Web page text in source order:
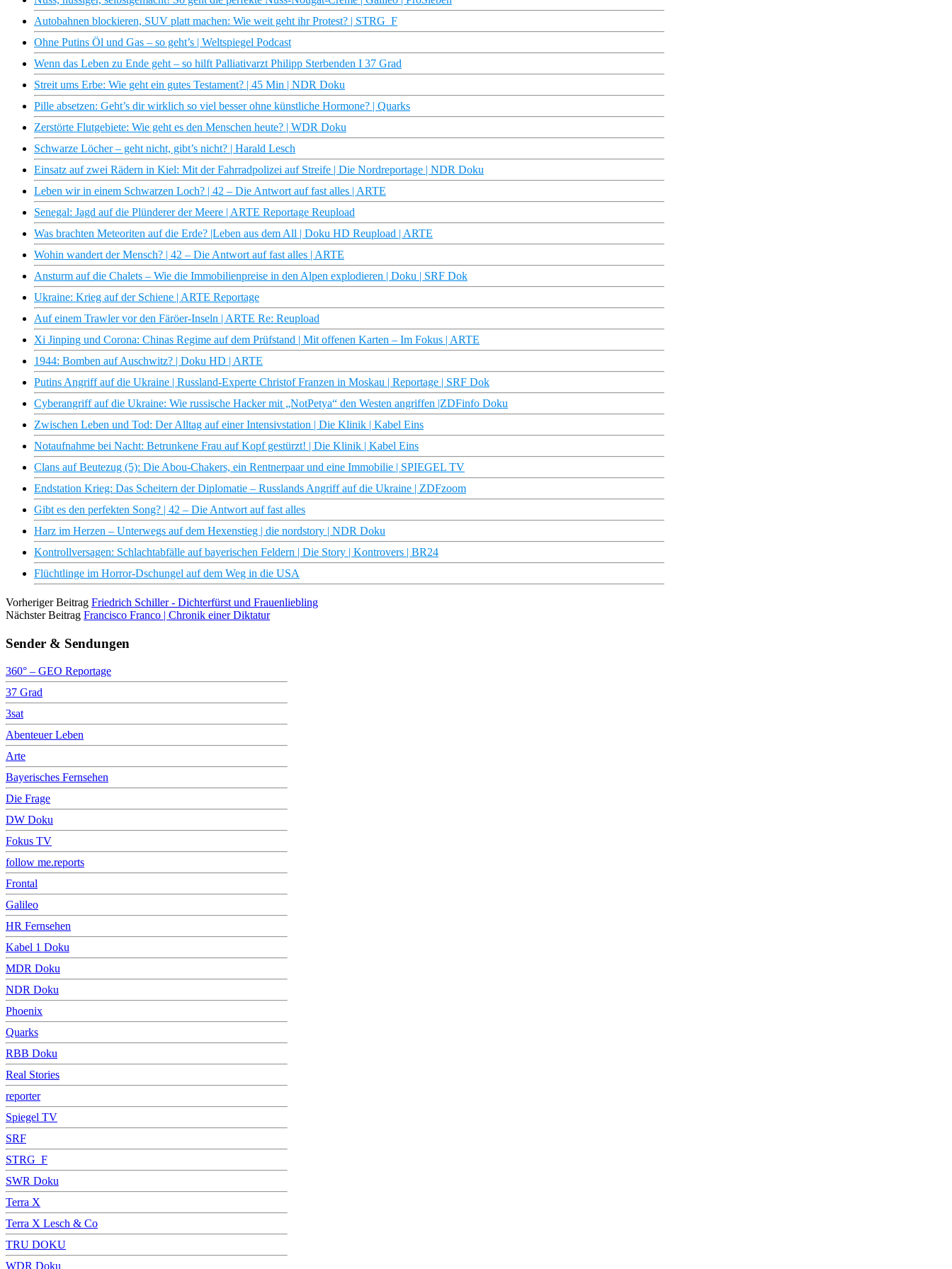
Autobahnen blockieren, SUV platt machen: Wie weit geht ihr Protest? | STRG_F
Ohne Putins Öl und Gas – so geht’s | Weltspiegel Podcast
Wenn das Leben zu Ende geht – so hilft Palliativarzt Philipp Sterbenden I 37 Grad
Streit ums Erbe: Wie geht ein gutes Testament? | 45 Min | NDR Doku
Pille absetzen: Geht’s dir wirklich so viel besser ohne künstliche Hormone? | Quarks
Zerstörte Flutgebiete: Wie geht es den Menschen heute? | WDR Doku
Schwarze Löcher – geht nicht, gibt’s nicht? | Harald Lesch
Einsatz auf zwei Rädern in Kiel: Mit der Fahrradpolizei auf Streife | Die Nordreportage | NDR Doku
Leben wir in einem Schwarzen Loch? | 42 – Die Antwort auf fast alles | ARTE
Senegal: Jagd auf die Plünderer der Meere | ARTE Reportage Reupload
Was brachten Meteoriten auf die Erde? |Leben aus dem All | Doku HD Reupload | ARTE
Wohin wandert der Mensch? | 42 – Die Antwort auf fast alles | ARTE
Ansturm auf die Chalets – Wie die Immobilienpreise in den Alpen explodieren | Doku | SRF Dok
Ukraine: Krieg auf der Schiene | ARTE Reportage
Auf einem Trawler vor den Färöer-Inseln | ARTE Re: Reupload
Xi Jinping und Corona: Chinas Regime auf dem Prüfstand | Mit offenen Karten – Im Fokus | ARTE
1944: Bomben auf Auschwitz? | Doku HD | ARTE
Putins Angriff auf die Ukraine | Russland-Experte Christof Franzen in Moskau | Reportage | SRF Dok
Cyberangriff auf die Ukraine: Wie russische Hacker mit „NotPetya“ den Westen angriffen |ZDFinfo Doku
Zwischen Leben und Tod: Der Alltag auf einer Intensivstation | Die Klinik | Kabel Eins
Notaufnahme bei Nacht: Betrunkene Frau auf Kopf gestürzt! | Die Klinik | Kabel Eins
Clans auf Beutezug (5): Die Abou-Chakers, ein Rentnerpaar und eine Immobilie | SPIEGEL TV
Endstation Krieg: Das Scheitern der Diplomatie – Russlands Angriff auf die Ukraine | ZDFzoom
Gibt es den perfekten Song? | 42 – Die Antwort auf fast alles
Harz im Herzen – Unterwegs auf dem Hexenstieg | die nordstory | NDR Doku
Kontrollversagen: Schlachtabfälle auf bayerischen Feldern | Die Story | Kontrovers | BR24
Flüchtlinge im Horror-Dschungel auf dem Weg in die USA
Vorheriger Beitrag Friedrich Schiller - Dichterfürst und Frauenliebling
Nächster Beitrag Francisco Franco | Chronik einer Diktatur
Sender & Sendungen
360° – GEO Reportage
37 Grad
3sat
Abenteuer Leben
Arte
Bayerisches Fernsehen
Die Frage
DW Doku
Fokus TV
follow me.reports
Frontal
Galileo
HR Fernsehen
Kabel 1 Doku
MDR Doku
NDR Doku
Phoenix
Quarks
RBB Doku
Real Stories
reporter
Spiegel TV
SRF
STRG_F
SWR Doku
Terra X
Terra X Lesch & Co
TRU DOKU
WDR Doku